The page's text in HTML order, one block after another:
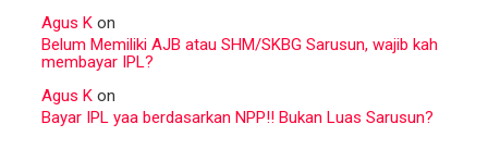
Agus K on
Belum Memiliki AJB atau SHM/SKBG Sarusun, wajib kah
membayar IPL?
Agus K on
Bayar IPL yaa berdasarkan NPP!! Bukan Luas Sarusun?